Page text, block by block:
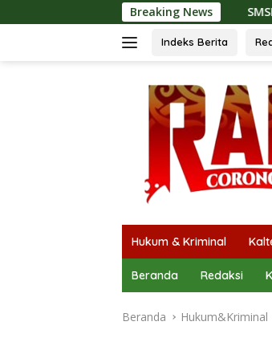
ke
Breaking News
SMSI Kalteng dan Bidan Sean
Indeks Berita
Hukum & Kriminal
Beranda Redaksi
Beranda Hukum&Kriminal